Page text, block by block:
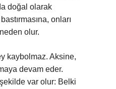
doğal olarak
onları
olur.
kaybolmaz. Aksine,
devam eder.
var olur: Belki